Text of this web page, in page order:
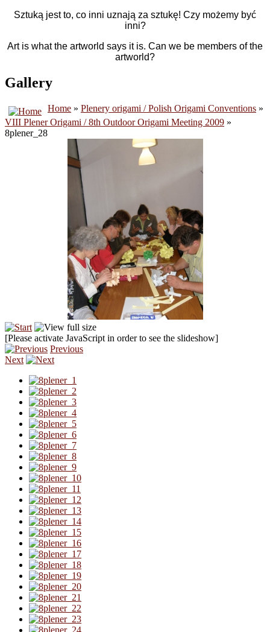
Sztuką jest to, co inni uznają za sztukę! Czy możemy być
inni?
Art is what the artworld says it is. Can we be members of the
artworld?
Gallery
Home » Plenery origami / Polish Origami Conventions »
VIII Plener Origami / 8th Outdoor Origami Meeting 2009 »
8plener_28
[Please activate JavaScript in order to see the slideshow]
Previous
Next